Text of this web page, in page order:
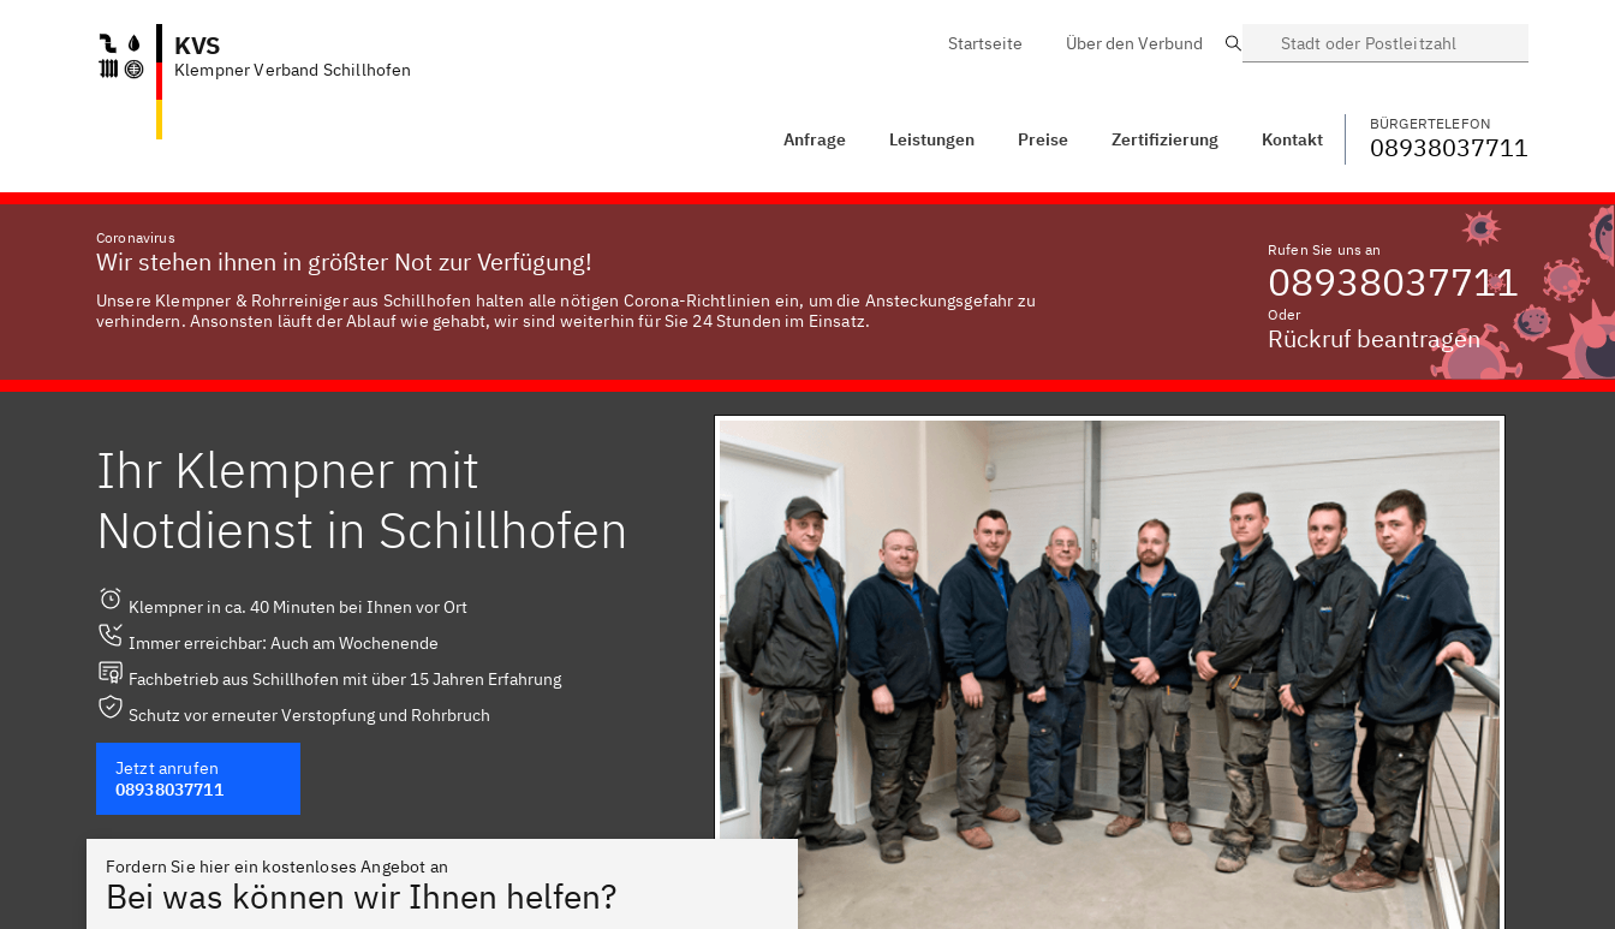
KVS
Klempner Verband Schillhofen
BÜRGERTELEFON WECHSELN
Startseite Über den Verbund Suche
Anfrage Leistungen Preise Zertifizierung Kontakt
BÜRGERTELEFON
08938037711
Coronavirus
Wir stehen ihnen in größter Not zur Verfügung!
Unsere Klempner & Rohrreiniger aus Schillhofen halten alle nötigen Corona-Richtlinien ein, um die Ansteckungsgefahr zu
verhindern. Ansonsten läuft der Ablauf wie gehabt, wir sind weiterhin für Sie 24 Stunden im Einsatz.
Rufen Sie uns an
08938037711
Oder
Rückruf beantragen
Ihr Klempner mit
Notdienst in Schillhofen
Klempner in ca. 40 Minuten bei Ihnen vor Ort
Immer erreichbar: Auch am Wochenende
Fachbetrieb aus Schillhofen mit über 15 Jahren Erfahrung
Schutz vor erneuter Verstopfung und Rohrbruch
Jetzt anrufen
08938037711
Fordern Sie hier ein kostenloses Angebot an
Bei was können wir Ihnen helfen?